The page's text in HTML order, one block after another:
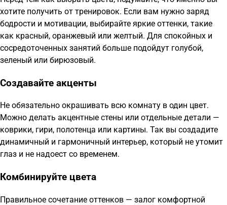
хотите получить от тренировок. Если вам нужно заряд
бодрости и мотивации, выбирайте яркие оттенки, такие
как красный, оранжевый или желтый. Для спокойных и
сосредоточенных занятий больше подойдут голубой,
зеленый или бирюзовый.
Создавайте акценты
Не обязательно окрашивать всю комнату в один цвет.
Можно делать акцентные стены или отдельные детали —
коврики, гири, полотенца или картины. Так вы создадите
динамичный и гармоничный интерьер, который не утомит
глаз и не надоест со временем.
Комбинируйте цвета
Правильное сочетание оттенков — залог комфортной